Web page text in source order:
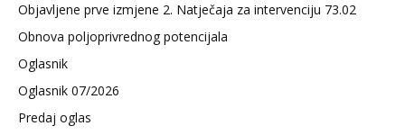
Objavljene prve izmjene 2. Natječaja za intervenciju 73.02
Obnova poljoprivrednog potencijala
Oglasnik
Oglasnik 07/2026
Predaj oglas